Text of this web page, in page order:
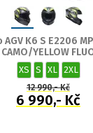
K6 S E2206
CAMO/YELLOW
XS S XL 2XL
12 990,- Kč
6 990,- Kč